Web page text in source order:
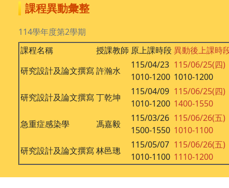
課程異動彙整
114學年度第2學期
課程名稱
授課教師 原上課時段異動後上課時
研究設計及論文撰寫 許瀚水
115/04/23
1010-1200
115/06/25(四)
1010-1200
研究設計及論文撰寫 丁乾坤
115/04/09
1010-1200
115/06/25(四)
1400-1550
急重症感染學
馮嘉毅
115/03/26
1500-1550
115/06/26(五)
1010-1100
研究設計及論文撰寫 林邑璁
115/05/07
1010-1100
115/06/26(五)
1110-1200